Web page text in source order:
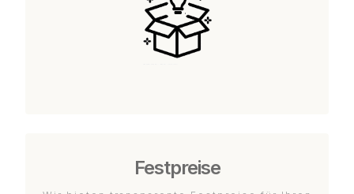
Festpreise